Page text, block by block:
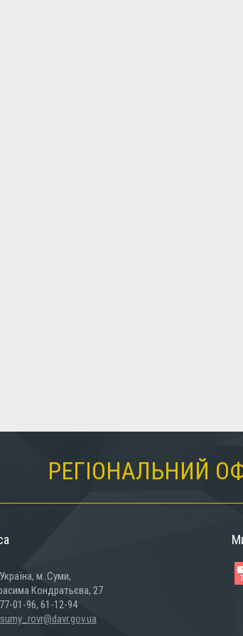
РЕГІОНАЛЬНИЙ
м..Суми,
Кондратьєва, 27
01-96, 61-12-94
sumy_rovr@davr.gov.ua